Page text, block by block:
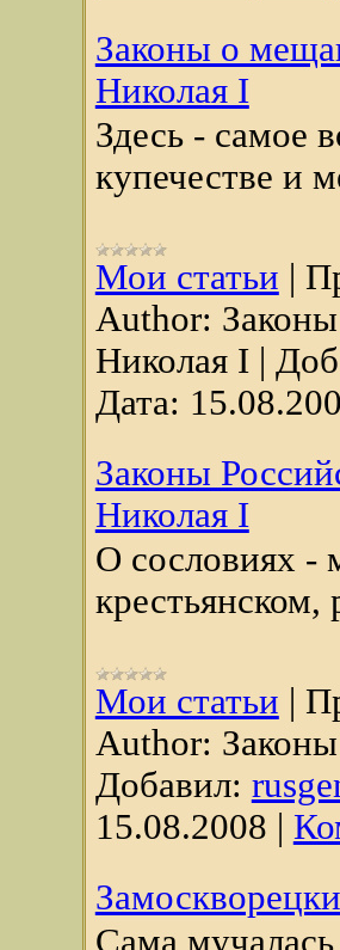
Законы о
Николая I
Здесь - самое
купечестве и
Мои статьи
Author:
Николая I|
Дата:
Законы
Николая I
О сословиях -
крестьянском,
Мои статьи
Author:
Добавил:
15.08.2008
Сама